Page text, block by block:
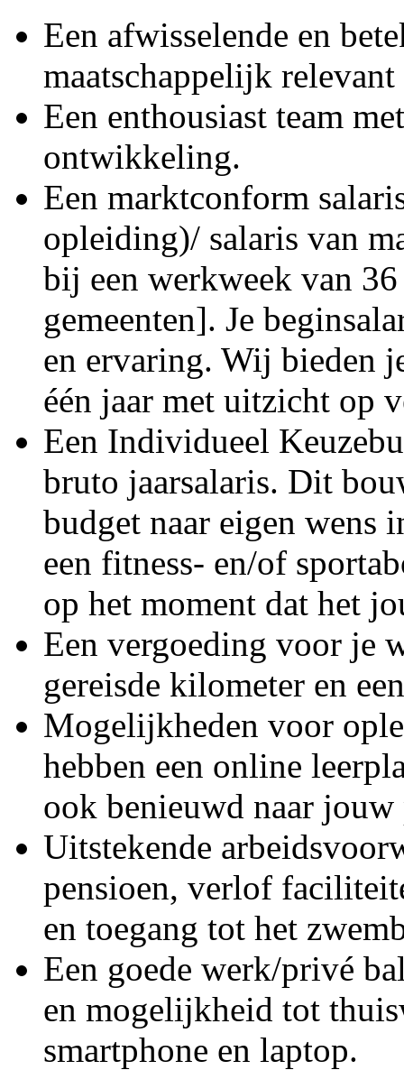
Een afwisselende en
maatschappelijk
Een enthousiast team
ontwikkeling.
Een marktconform
opleiding)/ salaris van
bij een werkweek van
gemeenten]. Je
en ervaring. Wij bieden
één jaar met uitzicht op
Een Individueel
bruto jaarsalaris. Dit
budget naar eigen
een fitness- en/of
op het moment dat het
Een vergoeding voor je
gereisde kilometer en
Mogelijkheden voor
hebben een online
ook benieuwd naar
Uitstekende
pensioen, verlof
en toegang tot het
Een goede werk/privé
en mogelijkheid tot
smartphone en laptop.